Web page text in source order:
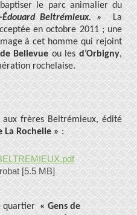
le parc animalier du
Beltrémieux. »La
en octobre 2011 ; une
à cet homme qui rejoint
Bellevueou lesd’Orbigny,
rochelaise.
frères Beltrémieux, édité
La Rochelle »:
[5.5 MB]
quartier« Gens de